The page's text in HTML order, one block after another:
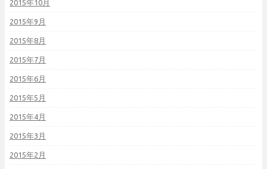
2015年10月
2015年9月
2015年8月
2015年7月
2015年6月
2015年5月
2015年4月
2015年3月
2015年2月